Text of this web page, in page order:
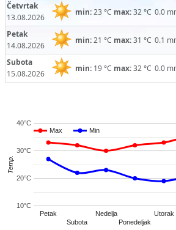
Četvrtak
13.08.2026
min:23 °C max:32 °C 0.0
Petak
14.08.2026
min:21 °C max:31 °C 0.1
Subota
15.08.2026
min:19 °C max:32 °C 0.0
Petak
Subota
Nedelja
Ponedeljak
Utorak
10°C
20°C
30°C
40°C
Max
Max Min
Min
Temp.